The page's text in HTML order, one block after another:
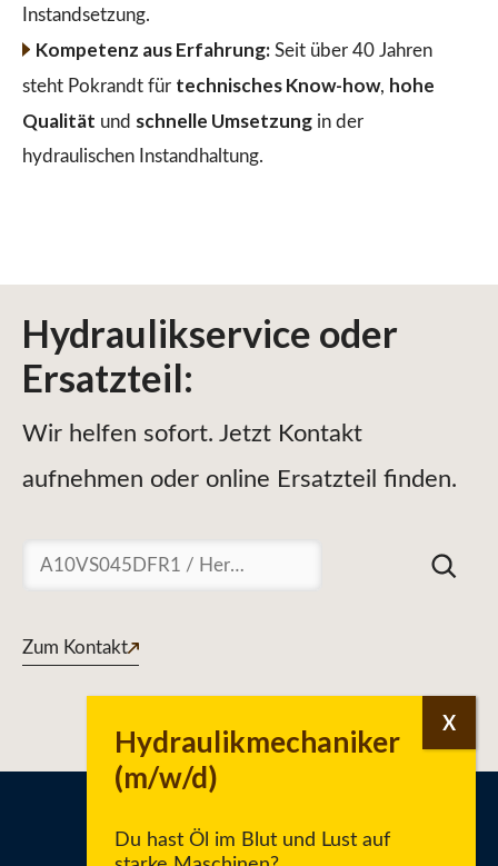
Instandsetzung.
Kompetenz aus Erfahrung:Seit über 40 Jahren
steht Pokrandt für technisches Know-how, hohe
Qualität und schnelle Umsetzung in der
hydraulischen Instandhaltung.
Hydraulikservice oder
Ersatzteil:
Wir helfen sofort. Jetzt Kontakt
aufnehmen oder online Ersatzteil finden.
Suchen
Zum Kontakt
Du hast Öl im Blut und Lust auf